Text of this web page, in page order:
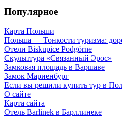
Популярное
Карта Польши
Польша — Тонкости туризма:
Отели Biskupice Podgórne
Скульптура «Связанный Эрос»
Замковая площадь в Варшаве
Замок Мариенбург
Если вы решили купить тур в
О сайте
Карта сайта
Отель Barlinek в Барллинеке